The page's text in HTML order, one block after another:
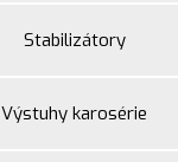
Stabilizátory
Výstuhy karosérie